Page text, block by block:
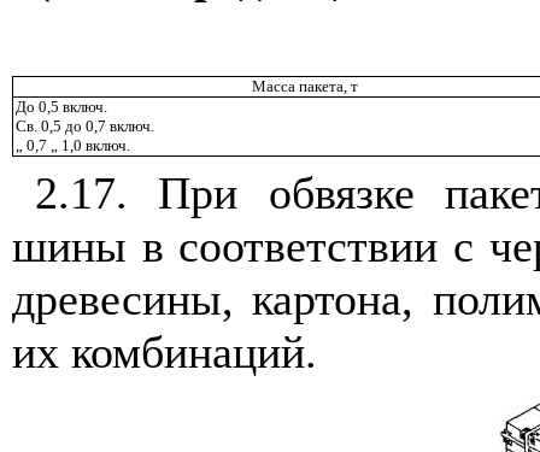
Масса пакета, т
До 0,5 включ.
Св. 0,5 до 0,7 включ.
„ 0,7 „ 1,0 включ.
2.17. При обвязке
шины в соответствии с
древесины, картона,
их комбинаций.